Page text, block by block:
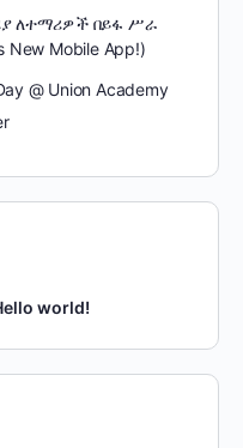
ለተማሪዎች በይፋ ሥራ
New Mobile App!)
@ Union Academy
world!